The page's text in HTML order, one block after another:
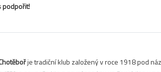
podpořit!
je tradiční klub založený v roce 1918 pod